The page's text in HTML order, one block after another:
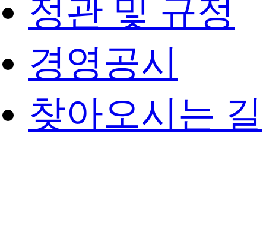
정관 및 규정
경영공시
찾아오시는 길